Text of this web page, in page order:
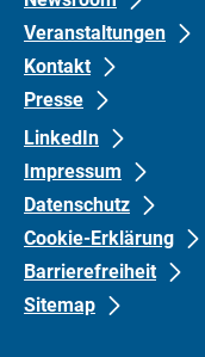
0
Veranstaltungen
Kontakt
Presse
1
LinkedIn
Impressum
Datenschutz
Cookie-Erklärung
Barrierefreiheit
Sitemap